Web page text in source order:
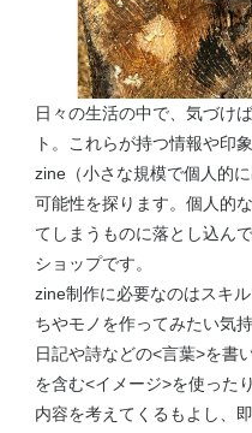
日々の生活の中で、気づけ
ト。これらが持つ情報や印
zine（小さな規模で個人的
可能性を探ります。個人的
てしまうものに落とし込ん
ショップです。
zine制作に必要なのはスキ
ちやモノを作ってみたい気
日記や詩などの<言葉>を書
を含む<イメージ>を使った
内容を考えてくるもよし、